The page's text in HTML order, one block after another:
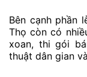
Bên cạnh phần
Thọ còn có
xoan, thi gói
thuật dân gian